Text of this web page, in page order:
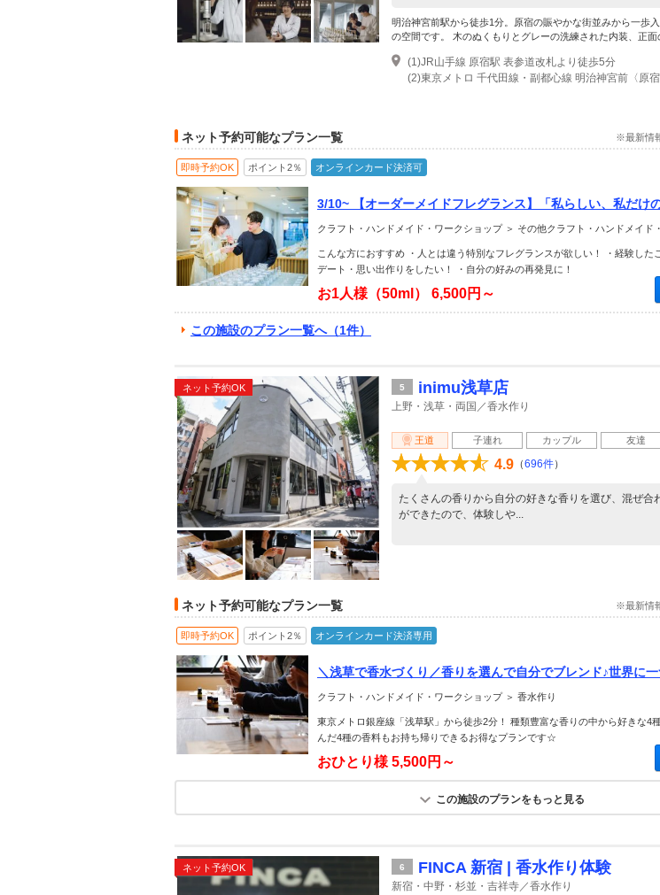
明治神宮前駅から徒歩1分。原宿の賑やかな街並みから一歩
の空間です。 木のぬくもりとグレーの洗練された内装、正面
(1)JR山手線 原宿駅 表参道改札より徒歩5分
(2)東京メトロ 千代田線・副都心線 明治神宮前〈原
ネット予約可能なプラン一覧 ※最新情
即時予約OK ポイント2％ オンラインカード決済可
3/10~ 【オーダーメイドフレグランス】「私らしい、私だ
ル・ファミリーにオススメ】
クラフト・ハンドメイド・ワークショップ ＞ その他クラフト・ハンドメイド
こんな方におすすめ ・人とは違う特別なフレグランスが欲しい！ ・経験した
デート・思い出作りをしたい！ ・自分の好みの再発見に！
お1人様（50ml） 6,500円～
この施設のプラン一覧へ（1件）
ネット予約OK 5 inimu浅草店
上野・浅草・両国／香水作り
王道 子連れ カップル 友達
4.9 （696件）
たくさんの香りから自分の好きな香りを選び、混ぜ合
ができたので、体験しや...
ネット予約可能なプラン一覧 ※最新情
即時予約OK ポイント2％ オンラインカード決済専用
＼浅草で香水づくり／香りを選んで自分でブレンド♪世界に
クラフト・ハンドメイド・ワークショップ ＞ 香水作り
東京メトロ銀座線「浅草駅」から徒歩2分！ 種類豊富な香りの中から好きな4
んだ4種の香料もお持ち帰りできるお得なプランです☆
おひとり様 5,500円～
この施設のプランをもっと見る
ネット予約OK 6 FINCA 新宿 | 香水作り体験
新宿・中野・杉並・吉祥寺／香水作り